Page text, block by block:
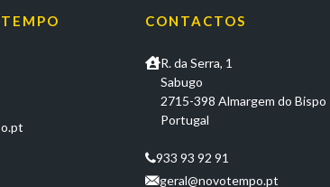
CONTACTOS
R. da Serra, 1
Sabugo
2715-398 Almargem do Bispo
Portugal
933 93 92 91
geral@novotempo.pt